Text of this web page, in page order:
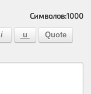
Символов:1000